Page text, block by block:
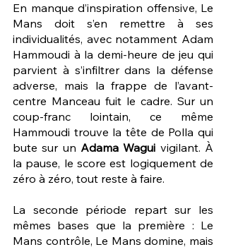
En manque d’inspiration offensive, Le
Mans doit s’en remettre à ses
individualités, avec notamment Adam
Hammoudi à la demi-heure de jeu qui
parvient à s’infiltrer dans la défense
adverse, mais la frappe de l’avant-
centre Manceau fuit le cadre. Sur un
coup-franc lointain, ce même
Hammoudi trouve la tête de Polla qui
bute sur un Adama Wagui vigilant. À
la pause, le score est logiquement de
zéro à zéro, tout reste à faire.
La seconde période repart sur les
mêmes bases que la première : Le
Mans contrôle, Le Mans domine, mais